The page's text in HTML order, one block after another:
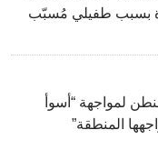
بسبب طفيلي مُسبّب
لمواجهة “أسوأ
المنطقة”